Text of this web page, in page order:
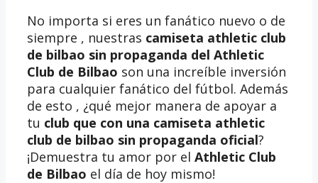
No importa si eres un fanático nuevo o de
siempre , nuestras camiseta athletic club
de bilbao sin propaganda del Athletic
Club de Bilbao son una increíble inversión
para cualquier fanático del fútbol. Además
de esto , ¿qué mejor manera de apoyar a
tu club que con una camiseta athletic
club de bilbao sin propaganda oficial?
¡Demuestra tu amor por el Athletic Club
de Bilbao el día de hoy mismo!